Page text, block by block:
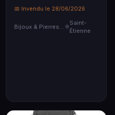
📅 Invendu le 28/06/2026
Bijoux & Pierres Précieuses
Saint-
Étienne